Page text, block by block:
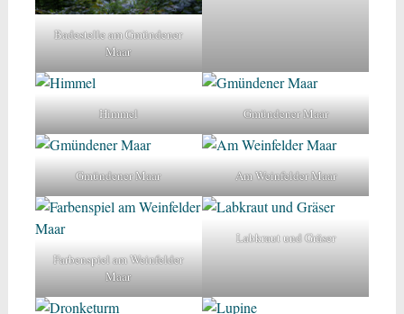
Badestelle am Gmündener
Maar
Himmel Gmündener Maar
Gmündener Maar Am Weinfelder Maar
Farbenspiel am Weinfelder
Maar
Labkraut und Gräser